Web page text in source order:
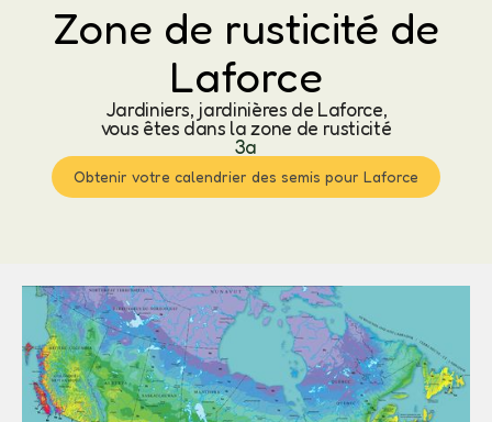
Zone de rusticité de
Laforce
Jardiniers, jardinières de Laforce,
vous êtes dans la zone de rusticité
3a
Obtenir votre calendrier des semis pour Laforce